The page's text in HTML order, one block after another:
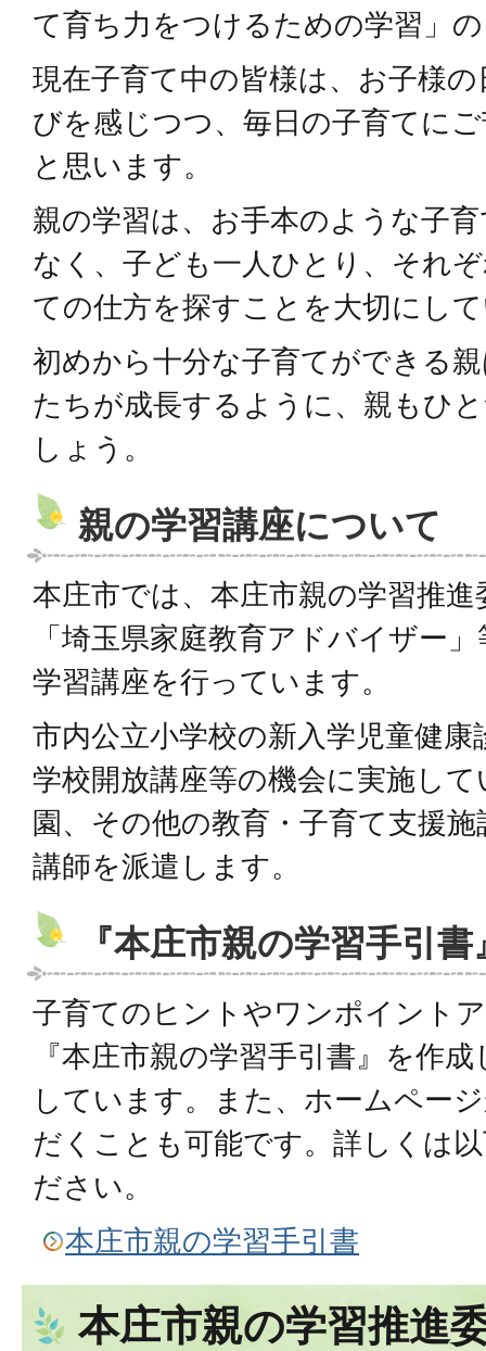
て育ち力をつけるための学習」
現在子育て中の皆様は、お子様
びを感じつつ、毎日の子育てに
と思います。
親の学習は、お手本のような子
なく、子ども一人ひとり、それ
ての仕方を探すことを大切にし
初めから十分な子育てができる
たちが成長するように、親もひ
しょう。
親の学習講座について
本庄市では、本庄市親の学習推
「埼玉県家庭教育アドバイザー
学習講座を行っています。
市内公立小学校の新入学児童健
学校開放講座等の機会に実施し
園、その他の教育・子育て支援
講師を派遣します。
『本庄市親の学習手引
子育てのヒントやワンポイント
『本庄市親の学習手引書』を作
しています。また、ホームペー
だくことも可能です。詳しくは
ださい。
本庄市親の学習手引書
本庄市親の学習推進